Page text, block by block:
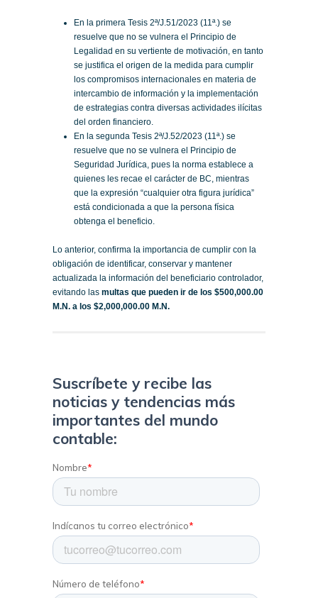
En la primera Tesis 2ª/J.51/2023 (11ª.) se
resuelve que no se vulnera el Principio de
Legalidad en su vertiente de motivación, en tanto
se justifica el origen de la medida para cumplir
los compromisos internacionales en materia de
intercambio de información y la implementación
de estrategias contra diversas actividades ilícitas
del orden financiero.
En la segunda Tesis 2ª/J.52/2023 (11ª.) se
resuelve que no se vulnera el Principio de
Seguridad Jurídica, pues la norma establece a
quienes les recae el carácter de BC, mientras
que la expresión “cualquier otra figura jurídica”
está condicionada a que la persona física
obtenga el beneficio.
Lo anterior, confirma la importancia de cumplir con la
obligación de identificar, conservar y mantener
actualizada la información del beneficiario controlador,
evitando las multas que pueden ir de los $500,000.00
M.N. a los $2,000,000.00 M.N.